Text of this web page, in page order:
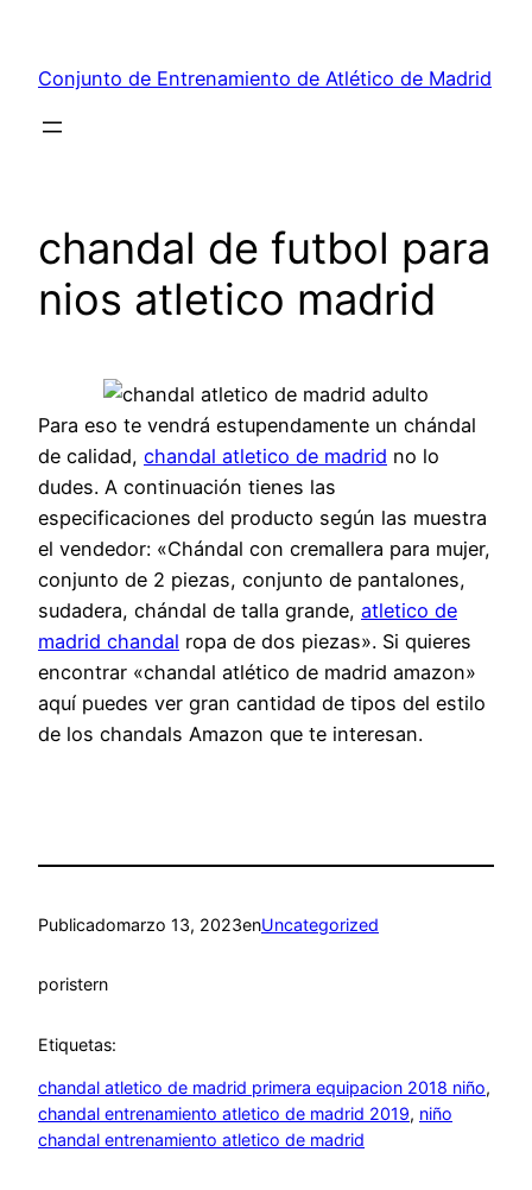
contenido
Conjunto de Entrenamiento de Atlético de Madrid
chandal de futbol para
nios atletico madrid
Para eso te vendrá estupendamente un chándal
de calidad, chandal atletico de madrid no lo
dudes. A continuación tienes las
especificaciones del producto según las muestra
el vendedor: «Chándal con cremallera para mujer,
conjunto de 2 piezas, conjunto de pantalones,
sudadera, chándal de talla grande, atletico de
madrid chandal ropa de dos piezas». Si quieres
encontrar «chandal atlético de madrid amazon»
aquí puedes ver gran cantidad de tipos del estilo
de los chandals Amazon que te interesan.
Publicadomarzo 13, 2023enUncategorized
poristern
Etiquetas:
chandal atletico de madrid primera equipacion 2018 niño
chandal entrenamiento atletico de madrid 2019, niño
chandal entrenamiento atletico de madrid